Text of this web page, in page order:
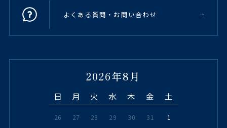
よくある質問・お問い合わせ
2026年8月
日 月 火 水 木 金 土
26 27 28 29 30 31 1